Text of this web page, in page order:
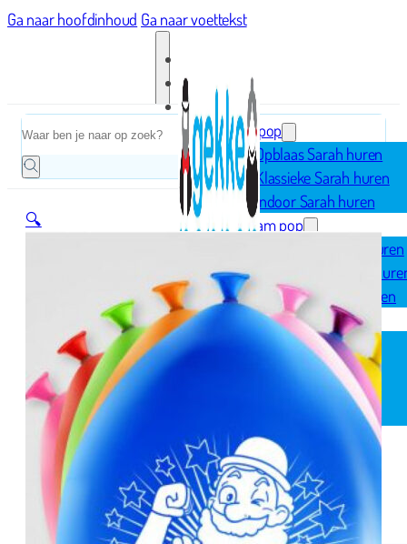
Ga naar hoofdinhoud Ga naar voettekst
Home
Sarah pop
Opblaas Sarah huren
Klassieke Sarah huren
Indoor Sarah huren
Abraham pop
Opblaas Abraham huren
Klassieke Abraham
Indoor Abraham huren
Geboorte
Opblaasfiguren
Geboorteborden
Ooievaar op nest
Spandoek geboorte
Huwelijk
Pensioen
Skytubes
Rode loper
Versiering
Zoeken
🔍